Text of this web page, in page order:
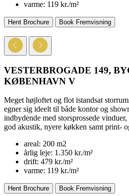
varme: 119 kr./m²
Hent Brochure Book Fremvisning
VESTERBROGADE 149,
KØBENHAVN V
Meget højloftet og flot istandsat
egner sig ideelt til både kontor og
indbydende med storsprossede
god akustik, nyere køkken samt print-
areal: 200 m2
årlig leje: 1.350 kr./m²
drift: 479 kr./m²
varme: 119 kr./m²
Hent Brochure Book Fremvisning